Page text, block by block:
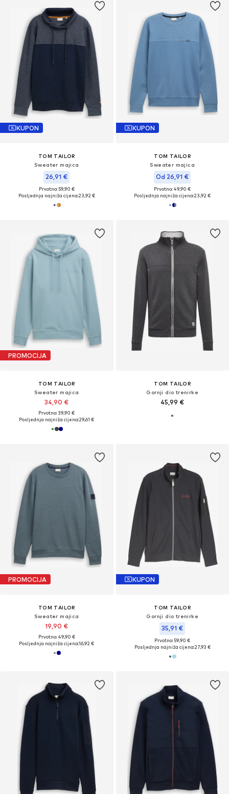
KUPON
TOM TAILOR
Sweater majica
26,91 €
Prvotno: 59,90 €
Posljednja najniža cijena:23,92 €
KUPON
TOM TAILOR
Sweater majica
Od 26,91 €
Prvotno: 49,90 €
Posljednja najniža cijena:23,92 €
PROMOCIJA
TOM TAILOR
Sweater majica
34,90 €
Prvotno: 39,90 €
Posljednja najniža cijena:29,61 €
TOM TAILOR
Gornji dio trenirke
45,99 €
PROMOCIJA
TOM TAILOR
Sweater majica
19,90 €
Prvotno: 49,90 €
Posljednja najniža cijena:16,92 €
KUPON
TOM TAILOR
Gornji dio trenirke
35,91 €
Prvotno: 59,90 €
Posljednja najniža cijena:27,93 €